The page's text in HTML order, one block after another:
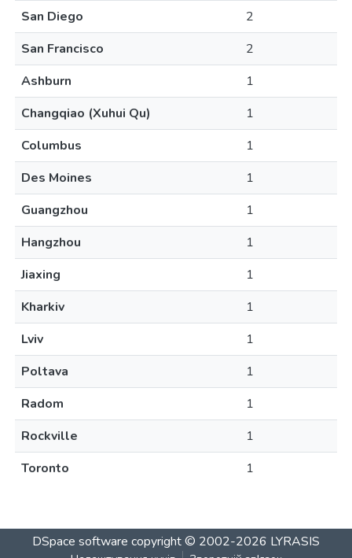
San Diego
2
San Francisco
2
Ashburn
1
Changqiao (Xuhui Qu)
1
Columbus
1
Des Moines
1
Guangzhou
1
Hangzhou
1
Jiaxing
1
Kharkiv
1
Lviv
1
Poltava
1
Radom
1
Rockville
1
Toronto
1
DSpace software copyright © 2002-2026 LYRASIS